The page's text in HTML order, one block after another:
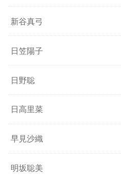
新谷真弓
日笠陽子
日野聡
日高里菜
早見沙織
明坂聡美